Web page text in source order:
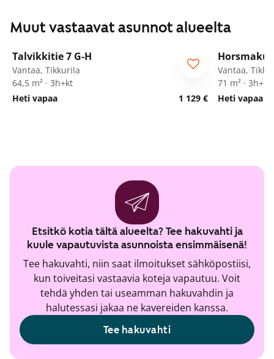
Muut vastaavat asunnot alueelta
Talvikkitie 7 G-H
Vantaa, Tikkurila
64,5 m² · 3h+kt
Heti vapaa
1 129 €
Vantaa,
71 m² ·
Heti vapaa
Etsitkö kotia tältä alueelta? Tee hakuvahti ja
kuule vapautuvista asunnoista ensimmäisenä!
Tee hakuvahti, niin saat ilmoitukset sähköpostiisi,
kun toiveitasi vastaavia koteja vapautuu. Voit
tehdä yhden tai useamman hakuvahdin ja
halutessasi jakaa ne kavereiden kanssa.
Tee hakuvahti